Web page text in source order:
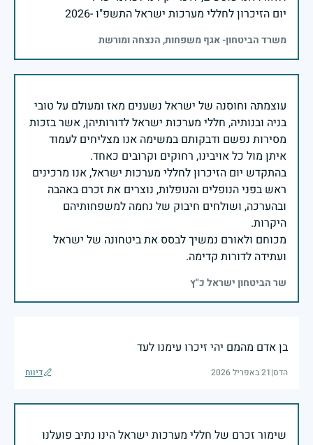
יום הזיכרון לחללי מערכות ישראל התשפ"ו -2026
משרד הביטחון- אגף משפחות, הנצחה ומורשת
עוצמתה וחוסנה של ישראל נשענים מאז ומעולם על טובי
בניה ובנותיה, חללי מערכות ישראל לדורותיהן, אשר בזכות
מסירות נפשם ודבקותם במשימה אנו מצליחים לעמוד
בהתקדש יום הזיכרון לחללי מערכות ישראל, אנו מרכינים
ראש בפני הנופלים והנופלות, נוצרים את זכרם באהבה
ובהערכה, ושולחים חיבוק של נחמה למשפחותיהם
מכוחם ולאורם נמשיך לבסס את ביטחונה של ישראל
ועתידה לדורות קדימה.
שר הביטחון ישראל כ"ץ
בן אדם מהמם יהי זיכרו עימנו לעד
הדס|21 באפריל 2026 דיווח
שימור זכרם של חללי מערכות ישראל הינו נתיב פועלנו